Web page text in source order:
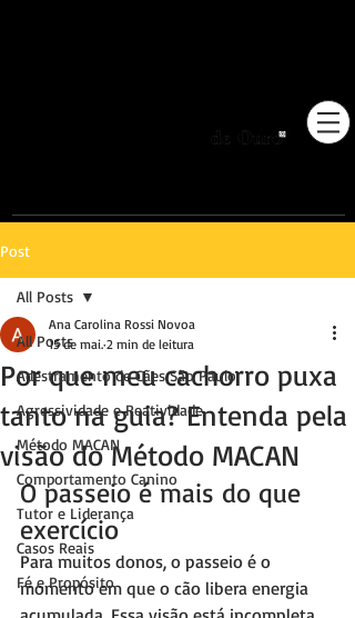
Post
All Posts
Adestramento de Cães São Paulo
Agressividade e Reatividade
Método MACAN
Comportamento Canino
Tutor e Liderança
Casos Reais
Fé e Propósito
All Posts
Por que meu cachorro puxa
tanto na guia? Entenda pela
visão do Método MACAN
Ana Carolina Rossi Novoa
15 de mai. 2 min de leitura
O passeio é mais do que
exercício
Para muitos donos, o passeio é o
momento em que o cão libera energia